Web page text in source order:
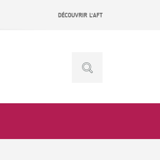
DÉCOUVRIR L’AFT